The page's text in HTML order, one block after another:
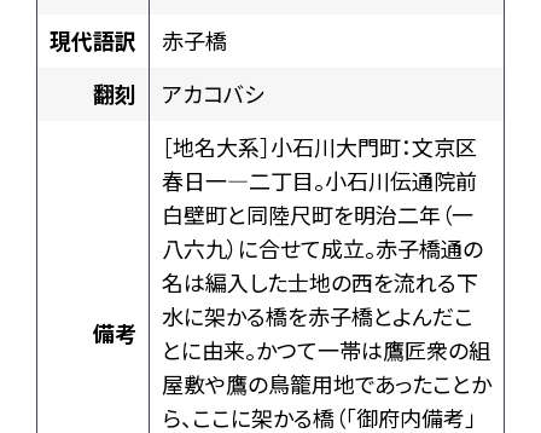
現代語訳
赤子橋
翻刻
アカコバシ
備考
［地名大系］小石川大門町：文京区
春日一―二丁目。小石川伝通院前
白壁町と同陸尺町を明治二年（一
八六九）に合せて成立。赤子橋通の
名は編入した士地の西を流れる下
水に架かる橋を赤子橋とよんだこ
とに由来。かつて一帯は鷹匠衆の組
屋敷や鷹の鳥籠用地であったことか
ら、ここに架かる橋（「御府内備考」